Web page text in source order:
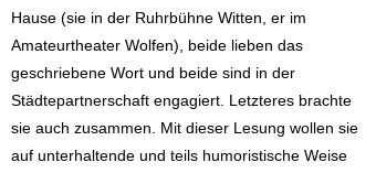
Hause (sie in der Ruhrbühne Witten, er im
Amateurtheater Wolfen), beide lieben das
geschriebene Wort und beide sind in der
Städtepartnerschaft engagiert. Letzteres brachte
sie auch zusammen. Mit dieser Lesung wollen sie
auf unterhaltende und teils humoristische Weise